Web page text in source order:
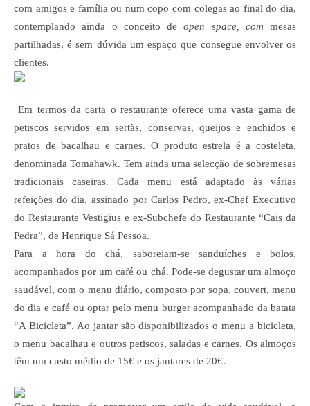
com amigos e família ou num copo com colegas ao final do dia,
contemplando ainda o conceito de open space, com mesas
partilhadas, é sem dúvida um espaço que consegue envolver os
clientes.
Em termos da carta o restaurante oferece uma vasta gama de
petiscos servidos em sertãs, conservas, queijos e enchidos e
pratos de bacalhau e carnes. O produto estrela é a costeleta,
denominada Tomahawk. Tem ainda uma selecção de sobremesas
tradicionais caseiras. Cada menu está adaptado às várias
refeições do dia, assinado por Carlos Pedro, ex-Chef Executivo
do Restaurante Vestigius e ex-Subchefe do Restaurante “Cais da
Pedra”, de Henrique Sá Pessoa.
Para a hora do chá, saboreiam-se sanduíches e bolos,
acompanhados por um café ou chá. Pode-se degustar um almoço
saudável, com o menu diário, composto por sopa, couvert, menu
do dia e café ou optar pelo menu burger acompanhado da batata
“A Bicicleta”. Ao jantar são disponibilizados o menu a bicicleta,
o menu bacalhau e outros petiscos, saladas e carnes. Os almoços
têm um custo médio de 15€ e os jantares de 20€.